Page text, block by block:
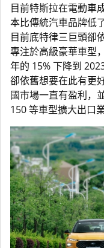
目前特斯拉在電動車
本比傳統汽車品牌低
目前底特律三巨頭卻
專注於高級豪華車型
年的 15% 下降到
卻依舊想要在此有更
國市場一直有盈利，
150 等車型擴大出口業